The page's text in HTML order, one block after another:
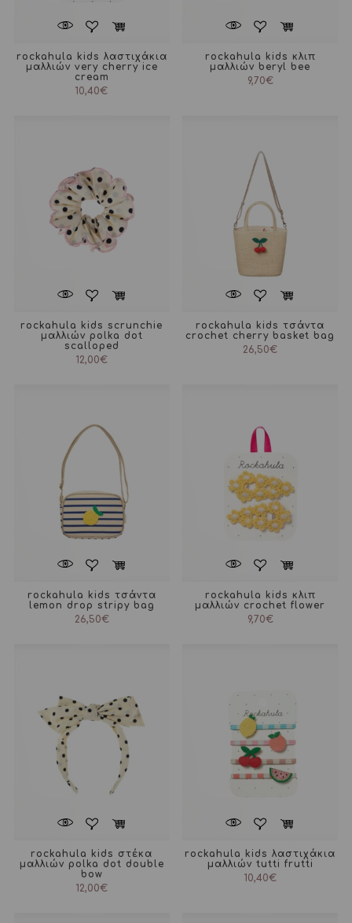
rockahula kids λαστιχάκια
μαλλιών very cherry ice
cream
10,40€
rockahula kids κλιπ
μαλλιών beryl bee
9,70€
rockahula kids scrunchie
μαλλιών polka dot
scalloped
12,00€
rockahula kids τσάντα
crochet cherry basket bag
26,50€
rockahula kids τσάντα
lemon drop stripy bag
26,50€
rockahula kids κλιπ
μαλλιών crochet flower
9,70€
rockahula kids στέκα
μαλλιών polka dot double
bow
12,00€
rockahula kids λαστιχάκια
μαλλιών tutti frutti
10,40€